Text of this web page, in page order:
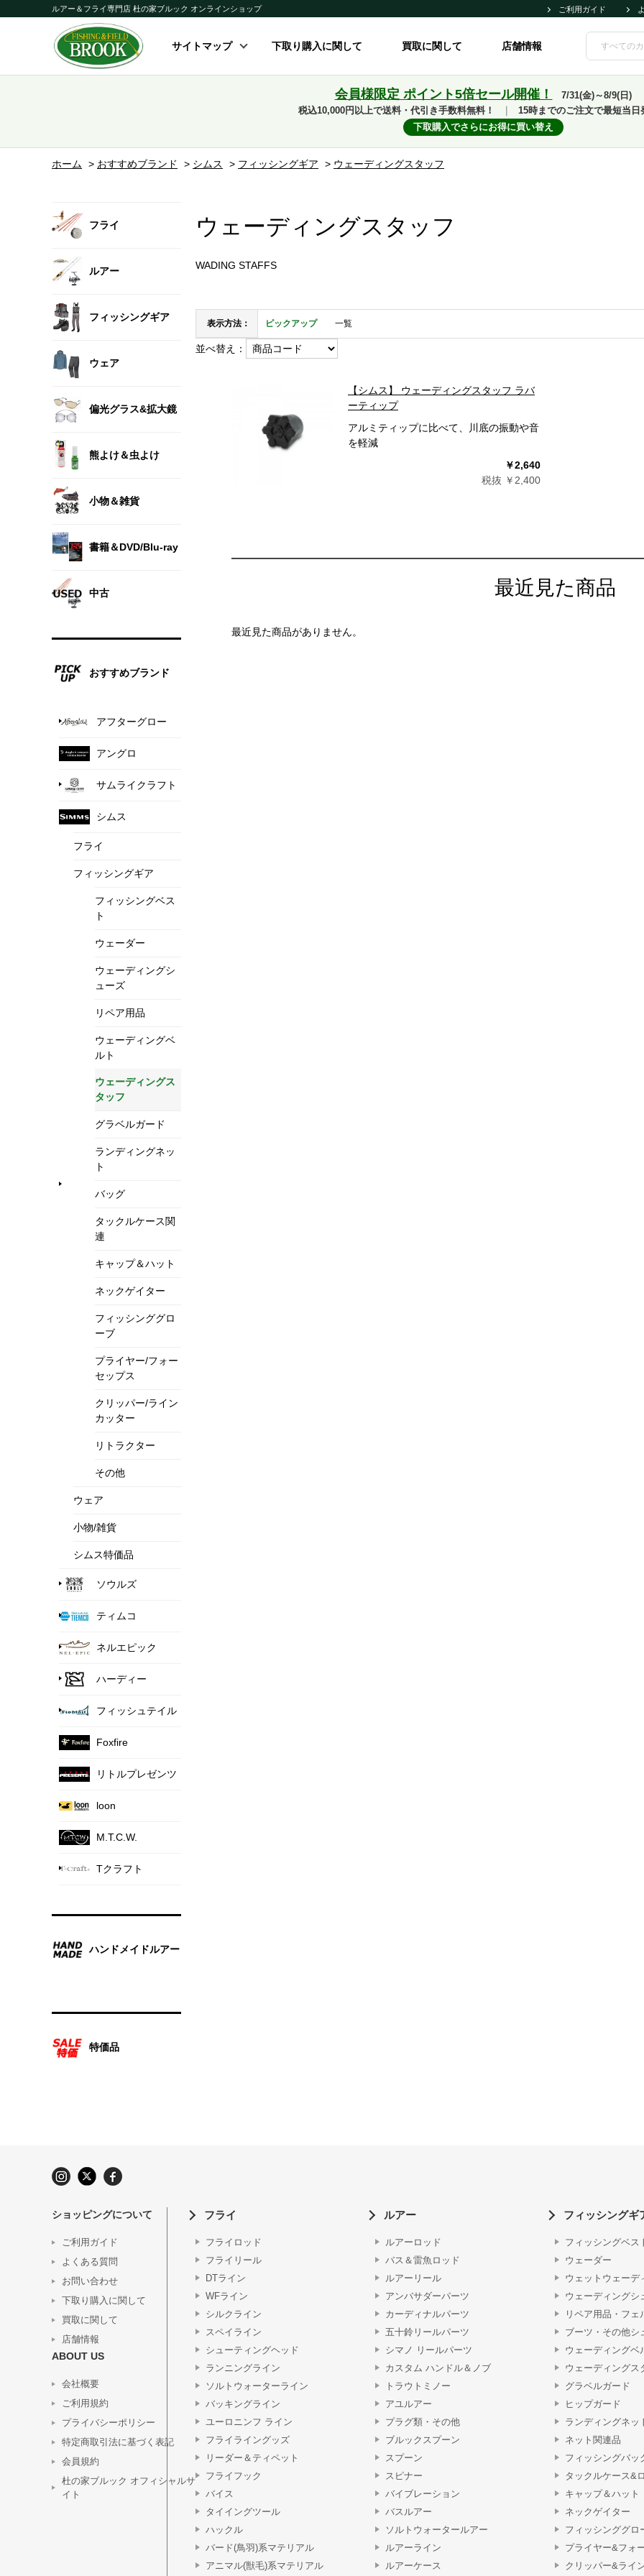
ルアー＆フライ専門店 杜の家ブルック オンラインショップ ご利用ガイド
サイトマップ 下取り購入に関して 買取に関して 店舗情報
会員様限定 ポイント5倍セール開催！
7/31(金)～8/9(日)
税込10,000円以上で送料・代引き手数料無料！
15時までのご注文で最短当日
下取購入でさらにお得に買い替え
ホーム > おすすめブランド > シムス > フィッシングギア > ウェーディングスタッフ
フライ
ルアー
フィッシングギア
ウェア
偏光グラス&拡大鏡
熊よけ＆虫よけ
小物＆雑貨
書籍＆DVD/Blu-ray
中古
おすすめブランド
アフターグロー
アングロ
サムライクラフト
シムス
フライ
フィッシングギア
フィッシングベス
ト
ウェーダー
ウェーディングシ
ューズ
リペア用品
ウェーディングベ
ルト
ウェーディングス
タッフ
グラベルガード
ランディングネッ
ト
バッグ
タックルケース関
連
キャップ＆ハット
ネックゲイター
フィッシンググロ
ーブ
プライヤー/フォー
セップス
クリッパー/ライン
カッター
リトラクター
その他
ウェア
小物/雑貨
シムス特価品
ソウルズ
ティムコ
ネルエピック
ハーディー
フィッシュテイル
Foxfire
リトルプレゼンツ
loon
M.T.C.W.
Tクラフト
ハンドメイドルアー
特価品
ウェーディングスタッフ
WADING STAFFS
表示方法： ピックアップ 一覧
並べ替え：
【シムス】 ウェーディングスタッフ ラバ
ーティップ
アルミティップに比べて、川底の振動や音
を軽減
￥2,640
税抜 ￥2,400
最近見た商品
最近見た商品がありません。
ショッピングについて
ご利用ガイド
よくある質問
お問い合わせ
下取り購入に関して
買取に関して
店舗情報
ABOUT US
会社概要
ご利用規約
プライバシーポリシー
特定商取引法に基づく表記
会員規約
杜の家ブルック オフィシャルサ
イト
フライ
フライロッド
フライリール
DTライン
WFライン
シルクライン
スペイライン
シューティングヘッド
ランニングライン
ソルトウォーターライン
バッキングライン
ユーロニンフ ライン
フライライングッズ
リーダー＆ティペット
フライフック
バイス
タイイングツール
ハックル
バード(鳥羽)系マテリアル
アニマル(獣毛)系マテリアル
ルアー
ルアーロッド
バス＆雷魚ロッド
ルアーリール
アンバサダーパーツ
カーディナルパーツ
五十鈴リールパーツ
シマノ リールパーツ
カスタム ハンドル＆ノブ
トラウトミノー
アユルアー
プラグ類・その他
ブルックスプーン
スプーン
スピナー
バイブレーション
バスルアー
ソルトウォータールアー
ルアーライン
ルアーケース
フィッシングギ
フィッシングベス
ウェーダー
ウェットウェーデ
ウェーディングシ
リペア用品・フェ
ブーツ・その他シ
ウェーディングベ
ウェーディングス
グラベルガード
ヒップガード
ランディングネッ
ネット関連品
フィッシングバッ
タックルケース&
キャップ＆ハット
ネックゲイター
フィッシンググロ
プライヤー&フォ
クリッパー&ライ